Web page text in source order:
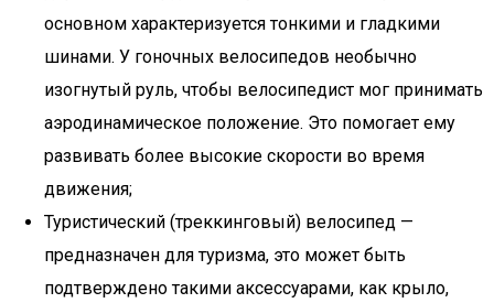
основном характеризуется тонкими и гладкими
шинами. У гоночных велосипедов необычно
изогнутый руль, чтобы велосипедист мог принимать
аэродинамическое положение. Это помогает ему
развивать более высокие скорости во время
движения;
Туристический (треккинговый) велосипед —
предназначен для туризма, это может быть
подтверждено такими аксессуарами, как крыло,